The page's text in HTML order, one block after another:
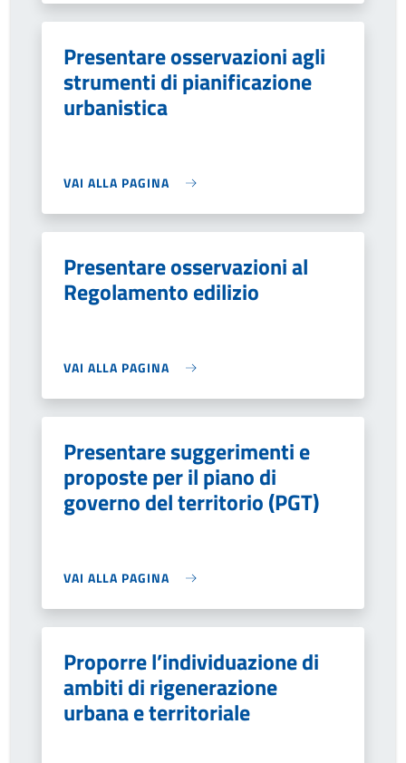
Presentare osservazioni agli
strumenti di pianificazione
urbanistica
VAI ALLA PAGINA
Presentare osservazioni al
Regolamento edilizio
VAI ALLA PAGINA
Presentare suggerimenti e
proposte per il piano di
governo del territorio (PGT)
VAI ALLA PAGINA
Proporre l’individuazione di
ambiti di rigenerazione
urbana e territoriale